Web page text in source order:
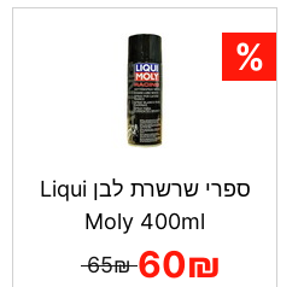
ספרי שרשרת לבן Liqui
Moly 400ml
60₪
65₪